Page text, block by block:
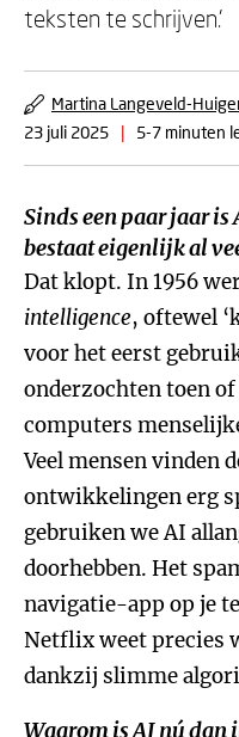
teksten te schrijven.’
Martina Langeveld-
23 juli 2025
| 5-7 minuten
Sinds een paar jaar is
bestaat eigenlijk al
Dat klopt. In 1956
intelligence, oftewel
voor het eerst
onderzochten toen
computers
Veel mensen vinden
ontwikkelingen erg
gebruiken we AI
doorhebben. Het
navigatie-app op je
Netflix weet precies
dankzij slimme
Waarom is AI nú dan